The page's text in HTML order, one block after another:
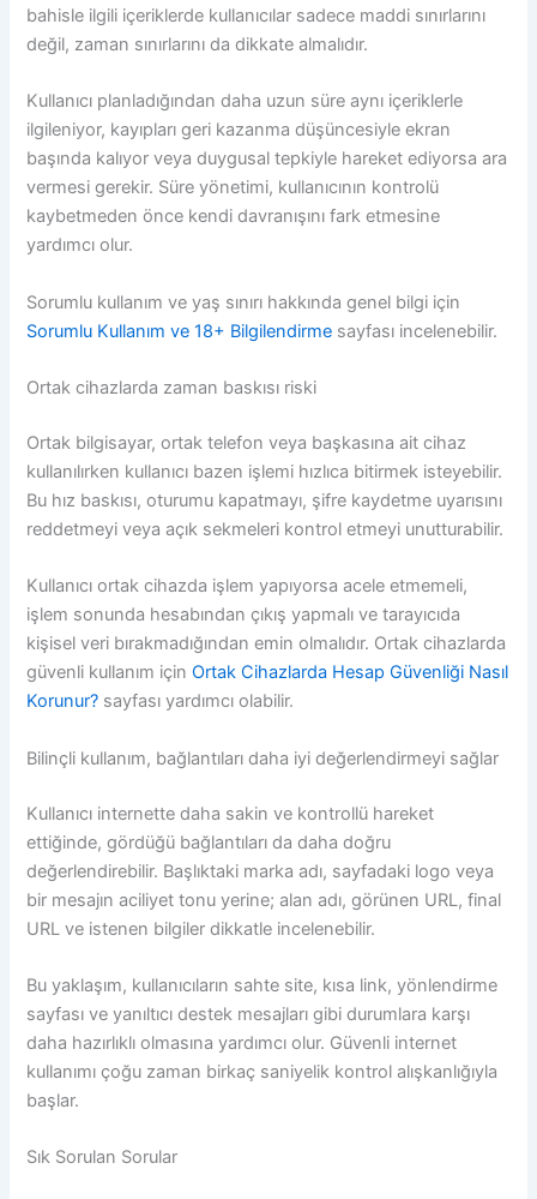
bahisle ilgili içeriklerde kullanıcılar sadece maddi sınırlarını
değil, zaman sınırlarını da dikkate almalıdır.
Kullanıcı planladığından daha uzun süre aynı içeriklerle
ilgileniyor, kayıpları geri kazanma düşüncesiyle ekran
başında kalıyor veya duygusal tepkiyle hareket ediyorsa ara
vermesi gerekir. Süre yönetimi, kullanıcının kontrolü
kaybetmeden önce kendi davranışını fark etmesine
yardımcı olur.
Sorumlu kullanım ve yaş sınırı hakkında genel bilgi için
Sorumlu Kullanım ve 18+ Bilgilendirme sayfası incelenebilir.
Ortak cihazlarda zaman baskısı riski
Ortak bilgisayar, ortak telefon veya başkasına ait cihaz
kullanılırken kullanıcı bazen işlemi hızlıca bitirmek isteyebilir.
Bu hız baskısı, oturumu kapatmayı, şifre kaydetme uyarısını
reddetmeyi veya açık sekmeleri kontrol etmeyi unutturabilir.
Kullanıcı ortak cihazda işlem yapıyorsa acele etmemeli,
işlem sonunda hesabından çıkış yapmalı ve tarayıcıda
kişisel veri bırakmadığından emin olmalıdır. Ortak cihazlarda
güvenli kullanım içinOrtak Cihazlarda Hesap Güvenliği Nasıl
Korunur? sayfası yardımcı olabilir.
Bilinçli kullanım, bağlantıları daha iyi değerlendirmeyi sağlar
Kullanıcı internette daha sakin ve kontrollü hareket
ettiğinde, gördüğü bağlantıları da daha doğru
değerlendirebilir. Başlıktaki marka adı, sayfadaki logo veya
bir mesajın aciliyet tonu yerine; alan adı, görünen URL, final
URL ve istenen bilgiler dikkatle incelenebilir.
Bu yaklaşım, kullanıcıların sahte site, kısa link, yönlendirme
sayfası ve yanıltıcı destek mesajları gibi durumlara karşı
daha hazırlıklı olmasına yardımcı olur. Güvenli internet
kullanımı çoğu zaman birkaç saniyelik kontrol alışkanlığıyla
başlar.
Sık Sorulan Sorular